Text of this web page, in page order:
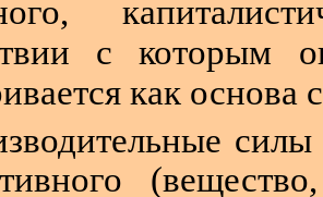
с которым
как основа